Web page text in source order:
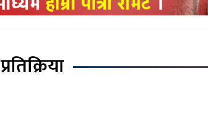
प्रतिक्रिया